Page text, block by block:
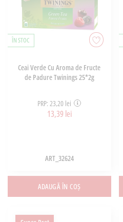
ÎN STOC
Ceai Verde Cu Aroma de Fructe
de Padure Twinings 25*2g
PRP: 23,20 lei
13,39 lei
ART_32624
ADAUGĂ ÎN COȘ